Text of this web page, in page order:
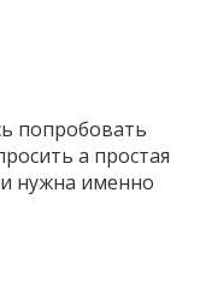
попробовать
а простая
нужна именно